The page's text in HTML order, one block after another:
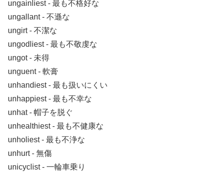
ungainliest ‐ 最も不格好な
ungallant ‐ 不遜な
ungirt ‐ 不潔な
ungodliest ‐ 最も不敬虔な
ungot ‐ 未得
unguent ‐ 軟膏
unhandiest ‐ 最も扱いにくい
unhappiest ‐ 最も不幸な
unhat ‐ 帽子を脱ぐ
unhealthiest ‐ 最も不健康な
unholiest ‐ 最も不浄な
unhurt ‐ 無傷
unicyclist ‐ 一輪車乗り